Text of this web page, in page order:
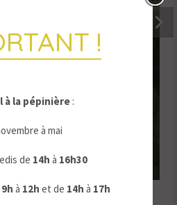
!
à la pépinière :
à mai
de 14h à 16h30
9h à 12h et de 14h à 17h